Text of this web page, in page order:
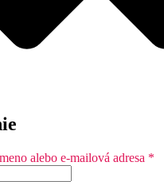
alebo e-mailová adresa *